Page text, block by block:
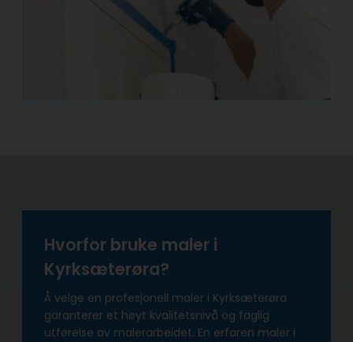
Hvorfor bruke maler i
Kyrksæterøra?
Å velge en profesjonell maler i Kyrksæterøra
garanterer et høyt kvalitetsnivå og faglig
utførelse av malerarbeidet. En erfaren maler i